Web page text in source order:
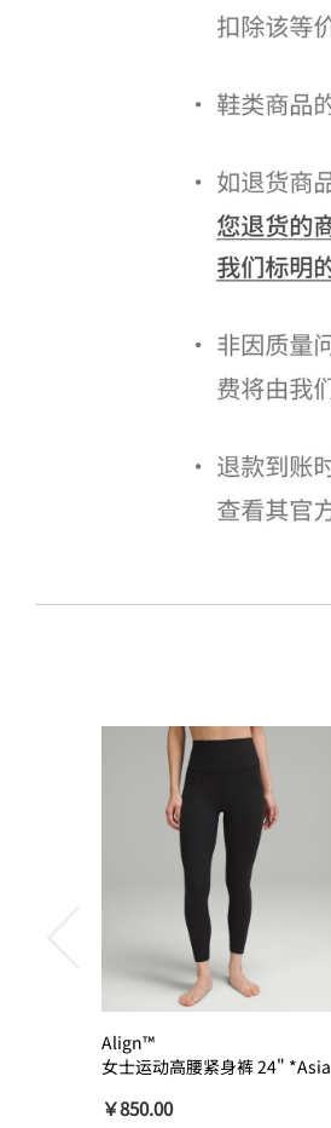
Align™
女士运动高腰紧身裤 24" *Asia
￥850.00